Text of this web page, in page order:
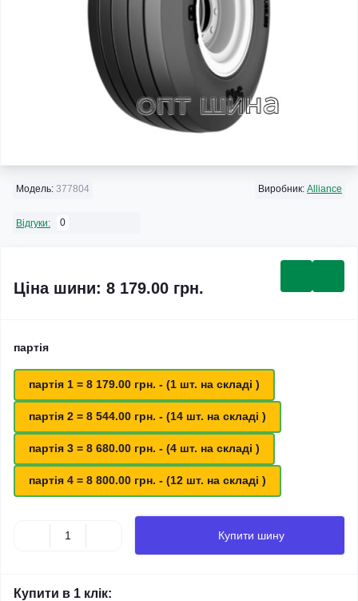
Модель: 377804 Виробник: Alliance
Відгуки: 0
Ціна шини: 8 179.00 грн.
партія
партія 1 = 8 179.00 грн. - (1 шт. на складі )
партія 2 = 8 544.00 грн. - (14 шт. на складі )
партія 3 = 8 680.00 грн. - (4 шт. на складі )
партія 4 = 8 800.00 грн. - (12 шт. на складі )
Купити шину
Купити в 1 клік: